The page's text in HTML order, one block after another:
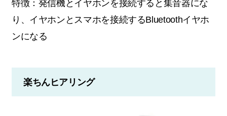
特徴：発信機とイヤホンを接続すると集音器にな
り、イヤホンとスマホを接続するBluetoothイヤホ
ンになる
楽ちんヒアリング